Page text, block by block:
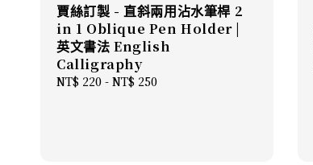
賈絲訂製 - 直斜兩用沾水筆桿 2
in 1 Oblique Pen Holder |
英文書法 English
Calligraphy
Regular
NT$ 220 - NT$ 250